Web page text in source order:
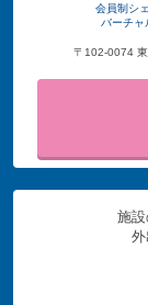
会員制シ
バーチャ
〒102-0074
施設